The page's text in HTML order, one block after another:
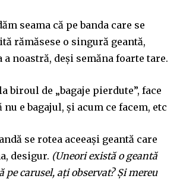
seama că pe banda care se
rămăsese o singură geantă,
a noastră, deși semăna foarte tare.
biroul de „bagaje pierdute”, face
nu e bagajul, și acum ce facem, etc
se rotea aceeași geantă care
desigur. (Uneori există o geantă
carusel, ați observat? Și mereu